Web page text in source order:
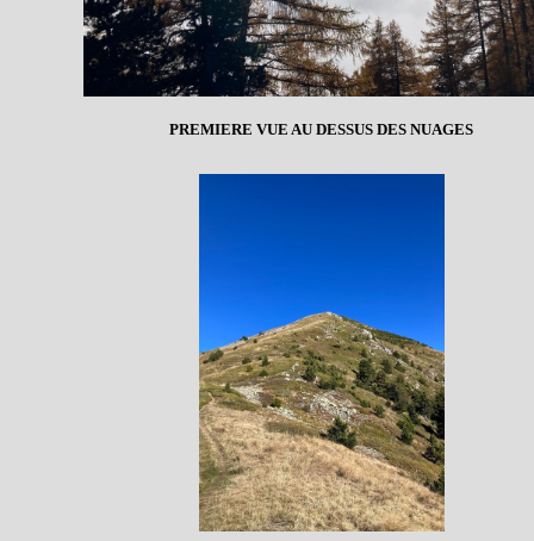
PREMIERE VUE AU DESSUS DES NUAGES